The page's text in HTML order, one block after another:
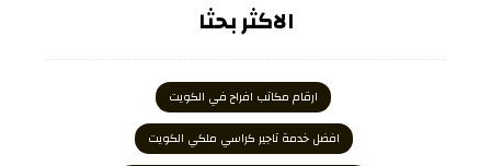
الاكثر بحثا
ارقام مكاتب افراح في الكويت
افضل خدمة تاجير كراسي ملكي الكويت